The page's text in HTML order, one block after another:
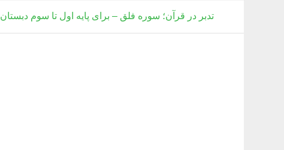
تدبر در قرآن؛ سوره فلق – برای پایه اول تا سوم دبستان